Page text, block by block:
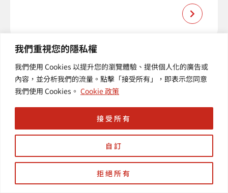
我們重視您的隱私權
我們使用 Cookies 以提升您的瀏覽體驗、提供個人化的廣告或
內容，並分析我們的流量。點擊「接受所有」，即表示您同意
我們使用 Cookies。 Cookie 政策
自訂
拒絕所有
接受所有
已結束